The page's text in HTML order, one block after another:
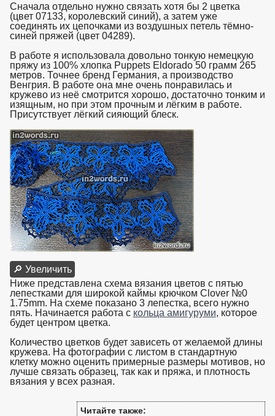
Сначала отдельно нужно связать хотя бы 2 цветка
(цвет 07133, королевский синий), а затем уже
соединять их цепочками из воздушных петель тёмно-
синей пряжей (цвет 04289).
В работе я использовала довольно тонкую немецкую
пряжу из 100% хлопка Puppets Eldorado 50 грамм 265
метров. Точнее бренд Германия, а производство
Венгрия. В работе она мне очень понравилась и
кружево из неё смотрится хорошо, достаточно тонким и
изящным, но при этом прочным и лёгким в работе.
Присутствует лёгкий сияющий блеск.
🔎 Увеличить
Ниже представлена схема вязания цветов с пятью
лепестками для широкой каймы крючком Clover №0
1.75mm. На схеме показано 3 лепестка, всего нужно
пять. Начинается работа с кольца амигуруми, которое
будет центром цветка.
Количество цветков будет зависеть от желаемой длины
кружева. На фотографии с листом в стандартную
клетку можно оценить примерные размеры мотивов, но
лучше связать образец, так как и пряжа, и плотность
вязания у всех разная.
Читайте также: